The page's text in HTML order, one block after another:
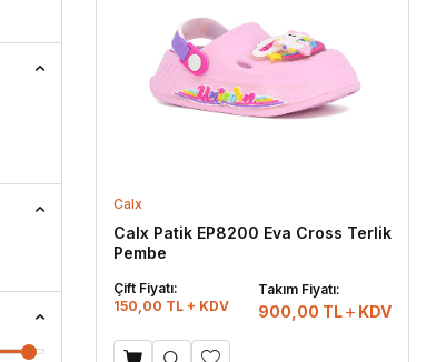
Calx
Calx Patik EP8200 Eva Cross Terlik
Pembe
Çift Fiyatı:
150,00 TL + KDV
Takım Fiyatı:
900,00 TL KDV